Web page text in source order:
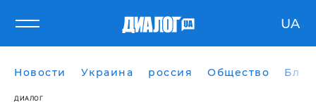
UA
Новости Украина россия Общество
ДИАЛОГ